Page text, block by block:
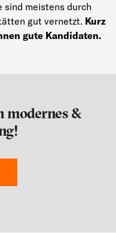
sind meistens durch
gut vernetzt. Kurz
gute Kandidaten.
modernes &